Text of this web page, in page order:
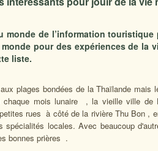
monde de l’information
pour des expériences de la
liste.
plages bondées de la Thaïlande
mois lunaire , la vieille ville de
rues à côté de la rivière Thu Bon ,
locales. Avec beaucoup
bonnes prières .